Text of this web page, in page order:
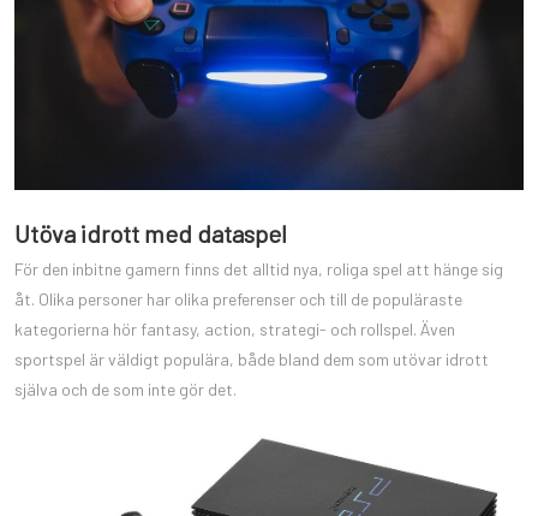
Utöva idrott med dataspel
För den inbitne gamern finns det alltid nya, roliga spel att hänge sig
åt. Olika personer har olika preferenser och till de populäraste
kategorierna hör fantasy, action, strategi- och rollspel. Även
sportspel är väldigt populära, både bland dem som utövar idrott
själva och de som inte gör det.